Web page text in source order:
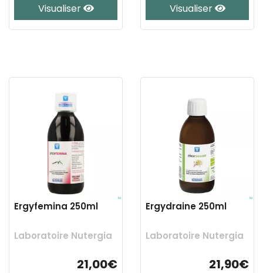
Visualiser Visualiser
Ergyfemina 250ml
Laboratoire Nutergia
21,00€
Ergydraine 250ml
Laboratoire Nutergia
21,90€